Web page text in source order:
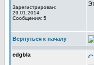
Зарегистрирован:
29.01.2014
Сообщения: 5
Вернуться к началу
edgbla